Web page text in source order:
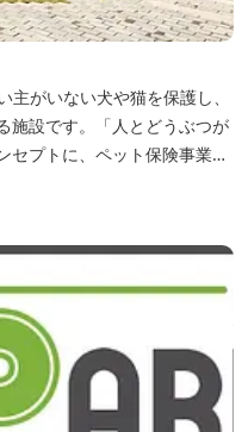
主がいない犬や猫を保護し、
施設です。「人とどうぶつが
セプトに、ペット保険事業を
た、本施設では、飼い主様
的にお預かりするペットホテ